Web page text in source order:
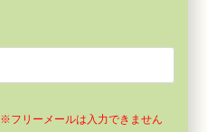
※フリーメールは入力できません